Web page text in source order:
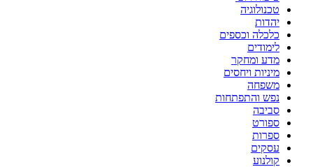
טכנולוגיה
יהדות
כלכלה וכספים
לימודים
מדע ומחקר
מיניות ויחסים
משפחה
נפש והתפתחות
סביבה
ספורט
ספרות
עסקים
קולנוע